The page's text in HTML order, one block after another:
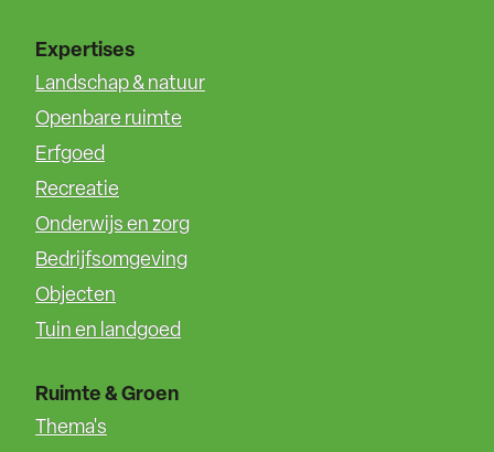
Expertises
Landschap & natuur
Openbare ruimte
Erfgoed
Recreatie
Onderwijs en zorg
Bedrijfsomgeving
Objecten
Tuin en landgoed
Ruimte & Groen
Thema's